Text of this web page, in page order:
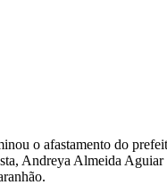
o afastamento do
Andreya Almeida